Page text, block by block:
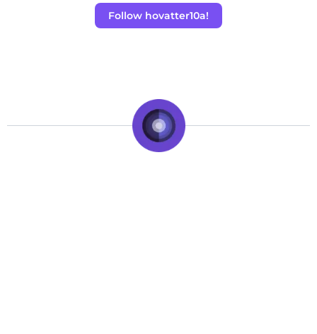
Follow hovatter10a!